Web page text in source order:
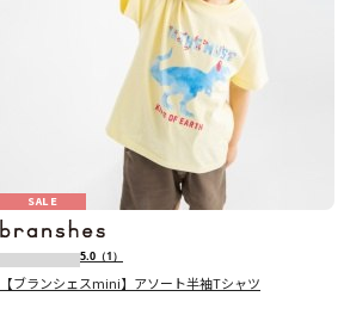
SALE
5.0 （1）
【ブランシェスmini】アソート半袖Tシャツ